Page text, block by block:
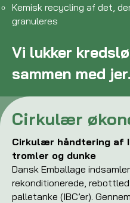
Kemisk recycling af det,
granuleres
Vi lukker
sammen med jer.
Cirkulær
Cirkulær håndtering af
tromler og dunke
Dansk Emballage
rekonditionerede,
palletanke (IBC’er).